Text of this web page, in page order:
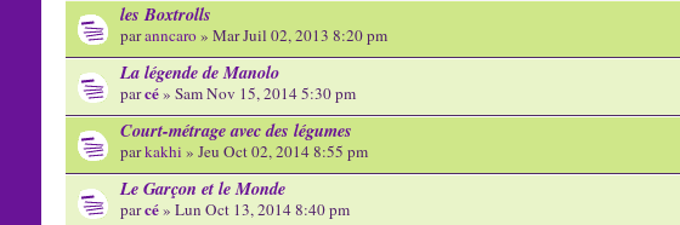
les Boxtrolls
paranncaro» Mar Juil 02, 2013 8:20 pm
La légende de Manolo
parcé» Sam Nov 15, 2014 5:30 pm
Court-métrage avec des légumes
parkakhi » Jeu Oct 02, 2014 8:55 pm
Le Garçon et le Monde
parcé» Lun Oct 13, 2014 8:40 pm